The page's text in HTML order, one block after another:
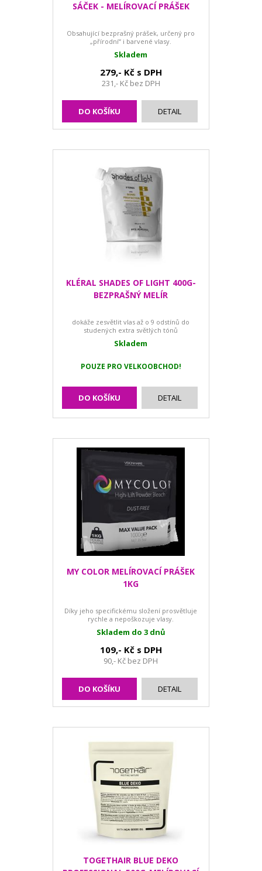
SÁČEK - MELÍROVACÍ PRÁŠEK
Obsahující bezprašný prášek, určený pro
„přírodní“ i barvené vlasy.
Skladem
279,- Kč s DPH
231,- Kč bez DPH
DO KOŠÍKU DETAIL
KLÉRAL SHADES OF LIGHT 400G-
BEZPRAŠNÝ MELÍR
dokáže zesvětlit vlas až o 9 odstínů do
studených extra světlých tónů
Skladem
POUZE PRO VELKOOBCHOD!
DO KOŠÍKU DETAIL
MY COLOR MELÍROVACÍ PRÁŠEK
1KG
Díky jeho specifickému složení prosvětluje
rychle a nepoškozuje vlasy.
Skladem do 3 dnů
109,- Kč s DPH
90,- Kč bez DPH
DO KOŠÍKU DETAIL
TOGETHAIR BLUE DEKO